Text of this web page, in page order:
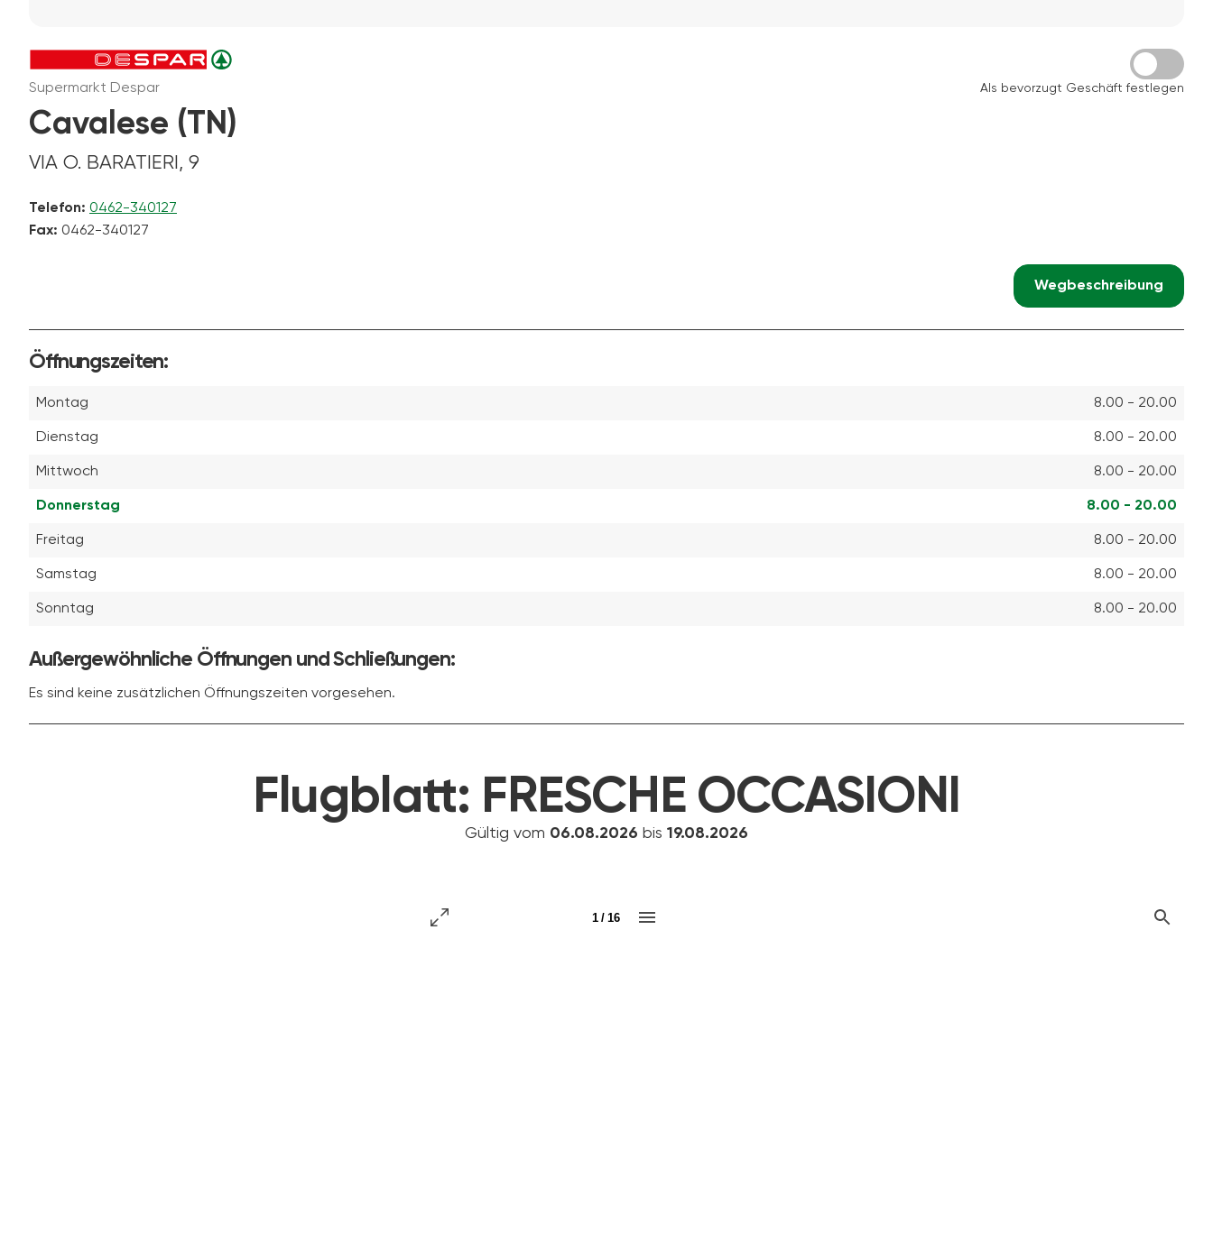
Supermarkt Despar
Cavalese (TN)
VIA O. BARATIERI, 9
Telefon: 0462-340127
Fax: 0462-340127
Als bevorzugt Geschäft festlegen
Wegbeschreibung
Öffnungszeiten:
Montag 8.00 - 20.00
Dienstag 8.00 - 20.00
Mittwoch 8.00 - 20.00
Donnerstag 8.00 - 20.00
Freitag 8.00 - 20.00
Samstag 8.00 - 20.00
Sonntag 8.00 - 20.00
Außergewöhnliche Öffnungen und Schließungen:
Es sind keine zusätzlichen Öffnungszeiten vorgesehen.
Flugblatt: FRESCHE OCCASIONI
Gültig vom 06.08.2026 bis 19.08.2026